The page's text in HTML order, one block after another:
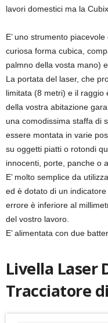
lavori domestici ma la
E’ uno strumento
curiosa forma cubica,
palmno della vosta mano)
La portata del laser, che
limitata (8 metri) e il raggio
della vostra abitazione
una comodissima staffa di
essere montata in varie
su oggetti piatti o rotondi
innocenti, porte, panche o
E’ molto semplice da
ed è dotato di un
errore è inferiore al
del vostro lavoro.
E’ alimentata con due
Livella Laser
Tracciatore